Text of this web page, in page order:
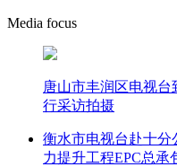
Media focus
唐山市丰润区电视
行采访拍摄
衡水市电视台赴十分
力提升工程EPC总承